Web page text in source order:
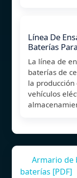
Línea De
Baterías
La línea de
baterías de
la
vehículos
Armario de
baterías [PDF]